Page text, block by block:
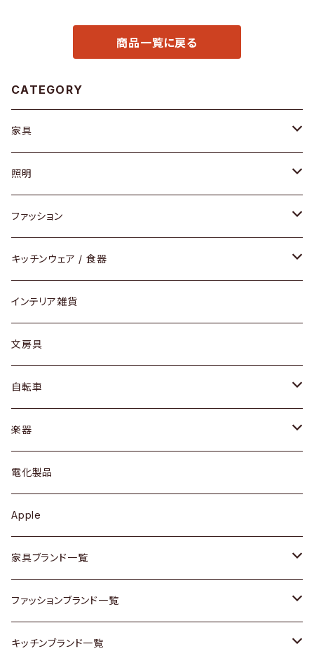
商品一覧に戻る
CATEGORY
家具
ソファ / ベンチ
チェア / スツール
ダイニングセット / ダイニングテーブル
ローテーブル / サイドテーブル
デスク / コンソール
ドレッサー
シェルフ
キュリオケース / 飾り棚
カップボード / 食器棚
チェスト
その他家具
Vintageヴィンテージ / Antiqueアンティーク
照明
ペンダントライト
テーブルランプ / デスクスタンド
フロアライト
ファッション
アクセサリー
リング
ピアス / イヤリング
財布
バッグ
アウター
トップス
ワンピース
ボトムス
靴
スカーフ
腕時計
キッチンウェア / 食器
グラス / タンブラー
カップ / マグ
プレート / ボウル
カトラリー
ケトル / ティーポット
鍋 / フライパン
Vintage / ヴィンテージ
銀製品
和物 / 作家物
インテリア雑貨
文房具
自転車
dahon
楽器
ギター
ベース
その他楽器
電化製品
Apple
家具ブランド一覧
ACME Furniture / アクメ ファニチャー
ACTUS / アクタス
ファッションブランド一覧
agnes b / アニエス ベー
キッチンブランド一覧